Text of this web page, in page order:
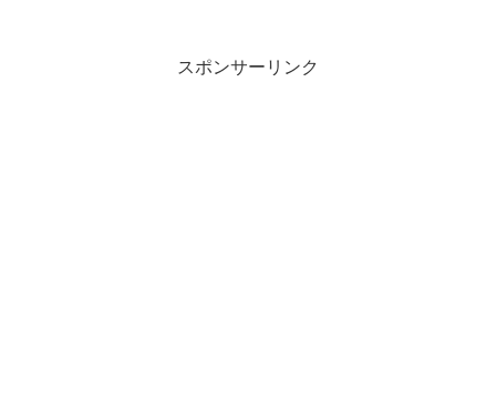
スポンサーリンク